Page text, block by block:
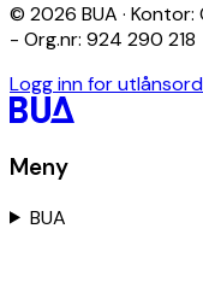
© 2026 BUA · Kontor:
- Org.nr: 924 290 218
Logg inn for
Meny
BUA